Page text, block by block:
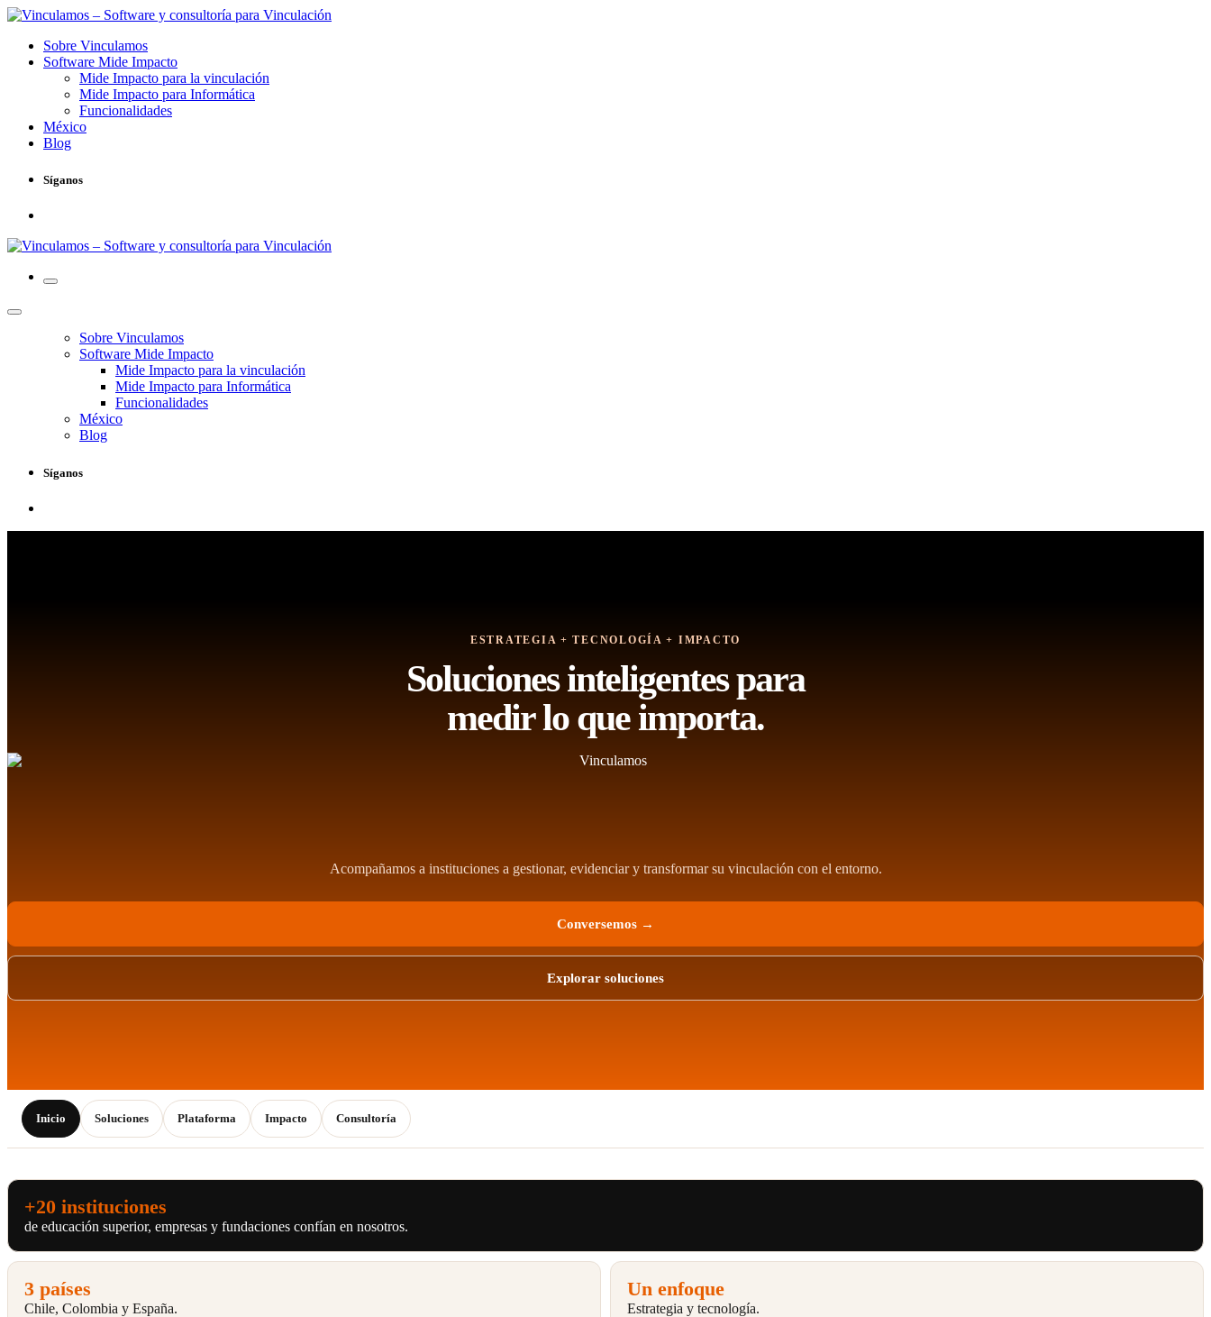
Sobre Vinculamos
Software Mide Impacto
Mide Impacto para la vinculación
Mide Impacto para Informática
Funcionalidades
México
Blog
Síganos
Sobre Vinculamos
Software Mide Impacto
Mide Impacto para la vinculación
Mide Impacto para Informática
Funcionalidades
México
Blog
Síganos
ESTRATEGIA + TECNOLOGÍA + IMPACTO
Soluciones inteligentes para
medir lo que importa.
Acompañamos a instituciones a gestionar, evidenciar y transformar su vinculación con el entorno.
Conversemos →
Explorar soluciones
Inicio Soluciones Plataforma Impacto Consultoría
+20 instituciones
de educación superior, empresas y fundaciones confían en nosotros.
3 países
Chile, Colombia y España.
Un enfoque
Estrategia y tecnología.